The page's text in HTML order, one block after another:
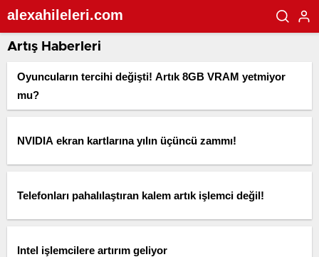
alexahileleri.com
Artış Haberleri
Oyuncuların tercihi değişti! Artık 8GB VRAM yetmiyor
mu?
NVIDIA ekran kartlarına yılın üçüncü zammı!
Telefonları pahalılaştıran kalem artık işlemci değil!
Intel işlemcilere artırım geliyor